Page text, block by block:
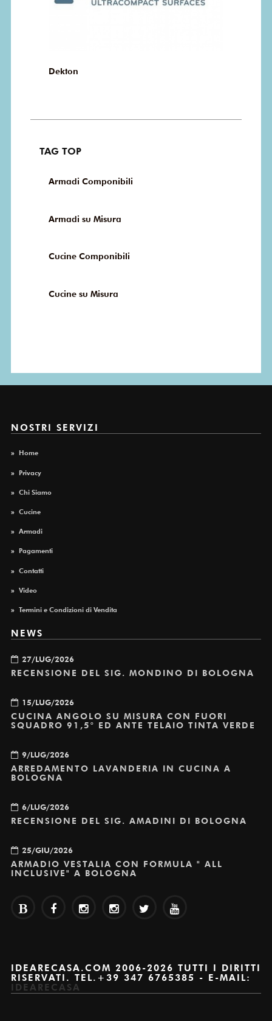
Dekton
TAG TOP
Armadi Componibili
Armadi su Misura
Cucine Componibili
Cucine su Misura
NOSTRI SERVIZI
» Home
Privacy
Chi Siamo
Cucine
» Armadi
» Pagamenti
Contatti
Video
Termini e Condizioni di Vendita
NEWS
27/LUG/2026
RECENSIONE DEL SIG. MONDINO DI BOLOGNA
15/LUG/2026
CUCINA ANGOLO SU MISURA CON FUORI
SQUADRO 91,5° ED ANTE TELAIO TINTA VERDE
9/LUG/2026
ARREDAMENTO LAVANDERIA IN CUCINA A
BOLOGNA
6/LUG/2026
RECENSIONE DEL SIG. AMADINI DI BOLOGNA
25/GIU/2026
ARMADIO VESTALIA CON FORMULA " ALL
INCLUSIVE" A BOLOGNA
IDEARECASA.COM 2006-2026 TUTTI I DIRITTI
RISERVATI. TEL.+39 347 6765385 - E-MAIL:
IDEARECASA